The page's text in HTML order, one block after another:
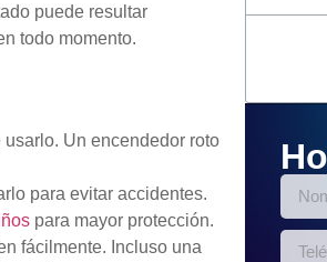
puede resultar
todo momento.
Un encendedor roto
para evitar accidentes.
para mayor protección.
fácilmente. Incluso una